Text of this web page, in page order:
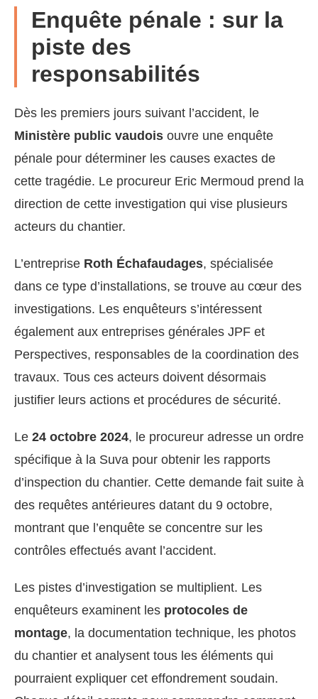
Enquête pénale : sur la
piste des
responsabilités
Dès les premiers jours suivant l’accident, le
Ministère public vaudois ouvre une enquête
pénale pour déterminer les causes exactes de
cette tragédie. Le procureur Eric Mermoud prend la
direction de cette investigation qui vise plusieurs
acteurs du chantier.
L’entreprise Roth Échafaudages, spécialisée
dans ce type d’installations, se trouve au cœur des
investigations. Les enquêteurs s’intéressent
également aux entreprises générales JPF et
Perspectives, responsables de la coordination des
travaux. Tous ces acteurs doivent désormais
justifier leurs actions et procédures de sécurité.
Le 24 octobre 2024, le procureur adresse un ordre
spécifique à la Suva pour obtenir les rapports
d’inspection du chantier. Cette demande fait suite à
des requêtes antérieures datant du 9 octobre,
montrant que l’enquête se concentre sur les
contrôles effectués avant l’accident.
Les pistes d’investigation se multiplient. Les
enquêteurs examinent les protocoles de
montage, la documentation technique, les photos
du chantier et analysent tous les éléments qui
pourraient expliquer cet effondrement soudain.